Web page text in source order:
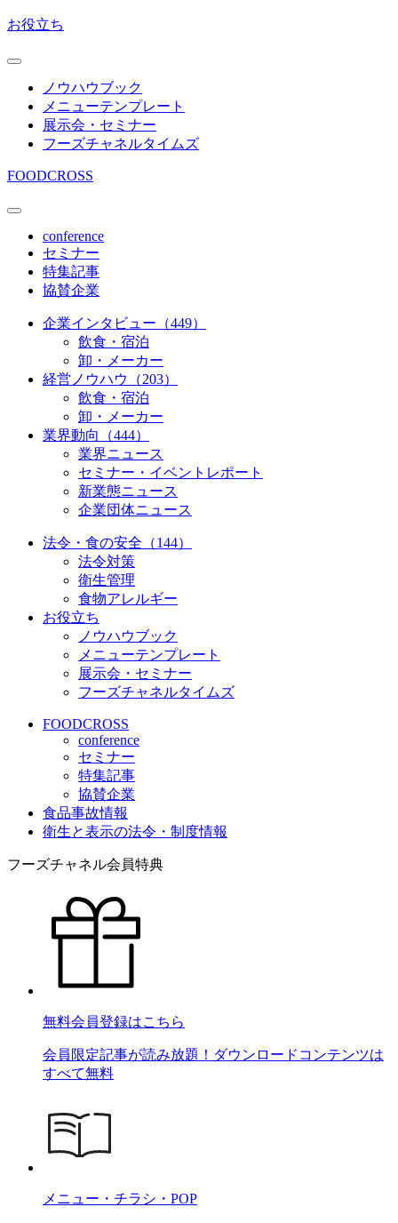
お役立ち
ノウハウブック
メニューテンプレート
展示会・セミナー
フーズチャネルタイムズ
FOODCROSS
conference
セミナー
特集記事
協賛企業
企業インタビュー（449）
飲食・宿泊
卸・メーカー
経営ノウハウ（203）
飲食・宿泊
卸・メーカー
業界動向（444）
業界ニュース
セミナー・イベントレポート
新業態ニュース
企業団体ニュース
法令・食の安全（144）
法令対策
衛生管理
食物アレルギー
お役立ち
ノウハウブック
メニューテンプレート
展示会・セミナー
フーズチャネルタイムズ
FOODCROSS
conference
セミナー
特集記事
協賛企業
食品事故情報
衛生と表示の法令・制度情報
フーズチャネル会員特典
無料会員登録はこちら
会員限定記事が読み放題！ダウンロードコンテンツは
すべて無料
メニュー・チラシ・POP